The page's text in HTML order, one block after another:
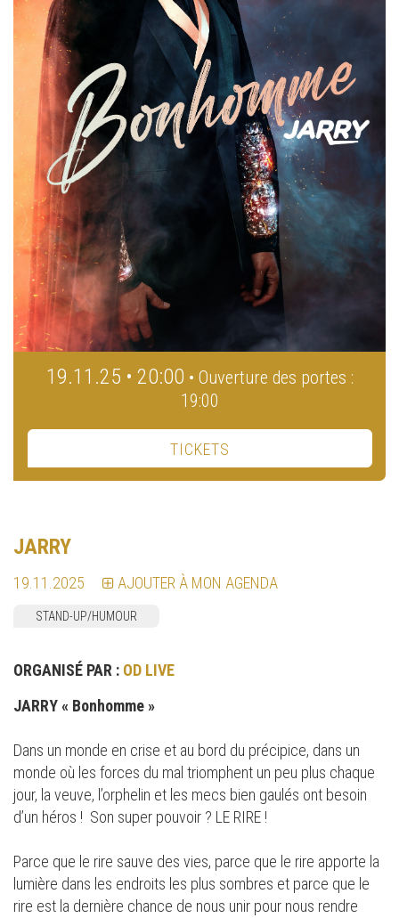
19.11.25 • 20:00 • Ouverture des portes :
19:00
TICKETS
JARRY
19.11.2025 AJOUTER À MON AGENDA
STAND-UP/HUMOUR
ORGANISÉ PAR : OD LIVE
JARRY « Bonhomme »
Dans un monde en crise et au bord du précipice, dans un
monde où les forces du mal triomphent un peu plus chaque
jour, la veuve, l’orphelin et les mecs bien gaulés ont besoin
d’un héros ! Son super pouvoir ? LE RIRE !
Parce que le rire sauve des vies, parce que le rire apporte la
lumière dans les endroits les plus sombres et parce que le
rire est la dernière chance de nous unir pour nous rendre